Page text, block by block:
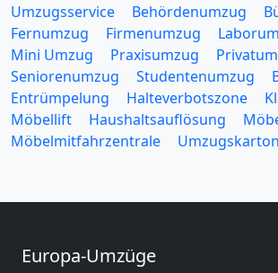
Umzugsservice Behördenumzug
Fernumzug
Firmenumzug
Mini Umzug
Praxisumzug
Seniorenumzug
Studentenumzug
Entrümpelung
Halteverbotszone
Möbellift
Haushaltsauflösung
Möbelmitfahrzentrale
Europa-Umzüge